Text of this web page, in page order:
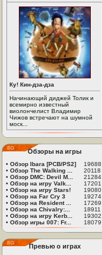
Ку! Кин-дза-дза
Начинающий диджей Толик и
всемирно известный
виолончелист Владимир
Чижов встречают на шумной
моск...
Обзоры на игры
• Обзор Ibara [PCB/PS2]
19688
• Обзор The Walking ...
20118
• Обзор DMC: Devil M...
21284
• Обзор на игру Valk...
17201
• Обзор на игру Stars!
19080
• Обзор на Far Cry 3
19274
• Обзор на Resident ...
17269
• Обзор на Chivalry:...
18911
• Обзор на игру Kerb...
19302
• Обзор игры 007: Fr... 18079
Превью о играх